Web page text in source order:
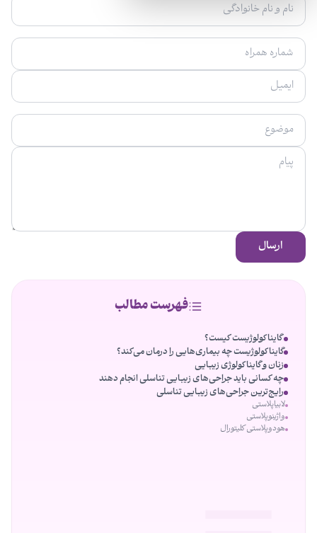
ارسال
فهرست مطالب
گایناکولوژیست کیست؟
گایناکولوژیست چه بیماری‌هایی را درمان می‌کند؟
زنان و گایناکولوژی زیبایی
چه کسانی باید جراحی‌های زیبایی تناسلی انجام دهند
رایج‌ترین جراحی‌های زیبایی تناسلی
لابیاپلاستی
واژینوپلاستی
هودوپلاستی کلیتورال